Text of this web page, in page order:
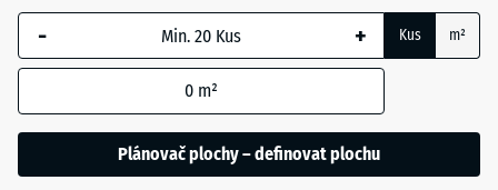
- 64,00 Kč
rozměr s
modrým
ohraničením
pro výpočet
(pokud není
- + Kus m²
0 m²
Plánovač plochy – definovat plochu